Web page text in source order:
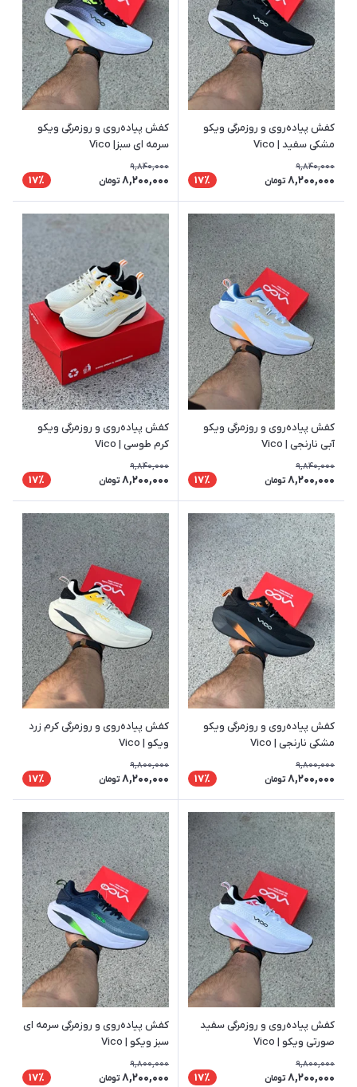
کفش پیاده‌روی و روزمرگی ویکو
مشکی سفید | Vico
9,840,000
8,200,000 تومان 17٪
کفش پیاده‌روی و روزمرگی ویکو
سرمه ای سبز| Vico
9,840,000
8,200,000 تومان 17٪
کفش پیاده‌روی و روزمرگی ویکو
آبی نارنجی | Vico
9,840,000
8,200,000 تومان 17٪
کفش پیاده‌روی و روزمرگی ویکو
کرم طوسی | Vico
9,840,000
8,200,000 تومان 17٪
کفش پیاده‌روی و روزمرگی ویکو
مشکی نارنجی | Vico
9,800,000
8,200,000 تومان 17٪
کفش پیاده‌روی و روزمرگی کرم زرد
ویکو | Vico
9,800,000
8,200,000 تومان 17٪
کفش پیاده‌روی و روزمرگی سفید
صورتی ویکو | Vico
9,800,000
8,200,000 تومان 17٪
کفش پیاده‌روی و روزمرگی سرمه ای
سبز ویکو | Vico
9,800,000
8,200,000 تومان 17٪